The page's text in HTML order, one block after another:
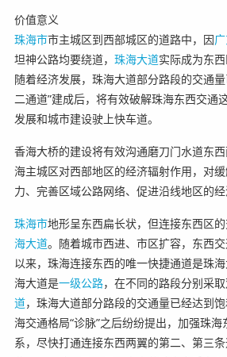
价值意义
珠海市市主城区到西部城区的道路中，因
坦神公路均要绕道， 珠海大道实际成为东西
随着经济发展，珠海大道部分路段的交通
二通道”建成后，将有效破解珠海东西交通
发展和城市建设驶上快车道。
香海大桥的建设将有效沟通磨刀门水道东
海主城区对西部地区的经济辐射作用，对
力、完善区域公路网络、促进沿线地区的经
珠海市地形呈东西扁长状，但连接东西区
海大道。随着城市西进、市区扩容，东西
以来，珠海连接东西的唯一快捷通道是珠
海大道是一级公路，在不同的路段分别采
道，珠海大道部分路段的交通量已经达到
海交通格局“诊脉”之后纷纷提出，加强珠
系，尽快打通连接东西两翼的第二、第三